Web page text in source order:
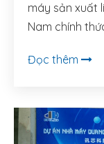
máy sản xuất
Nam chính
Đọc thêm